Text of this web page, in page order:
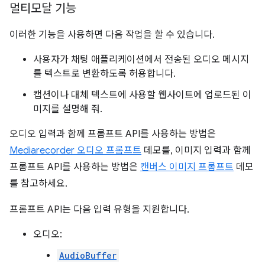
멀티모달 기능
이러한 기능을 사용하면 다음 작업을 할 수 있습니다.
사용자가 채팅 애플리케이션에서 전송된 오디오 메시지
를 텍스트로 변환하도록 허용합니다.
캡션이나 대체 텍스트에 사용할 웹사이트에 업로드된 이
미지를 설명해 줘.
오디오 입력과 함께 프롬프트 API를 사용하는 방법은
Mediarecorder 오디오 프롬프트 데모를, 이미지 입력과 함께
프롬프트 API를 사용하는 방법은 캔버스 이미지 프롬프트 데모
를 참고하세요.
프롬프트 API는 다음 입력 유형을 지원합니다.
오디오:
AudioBuffer